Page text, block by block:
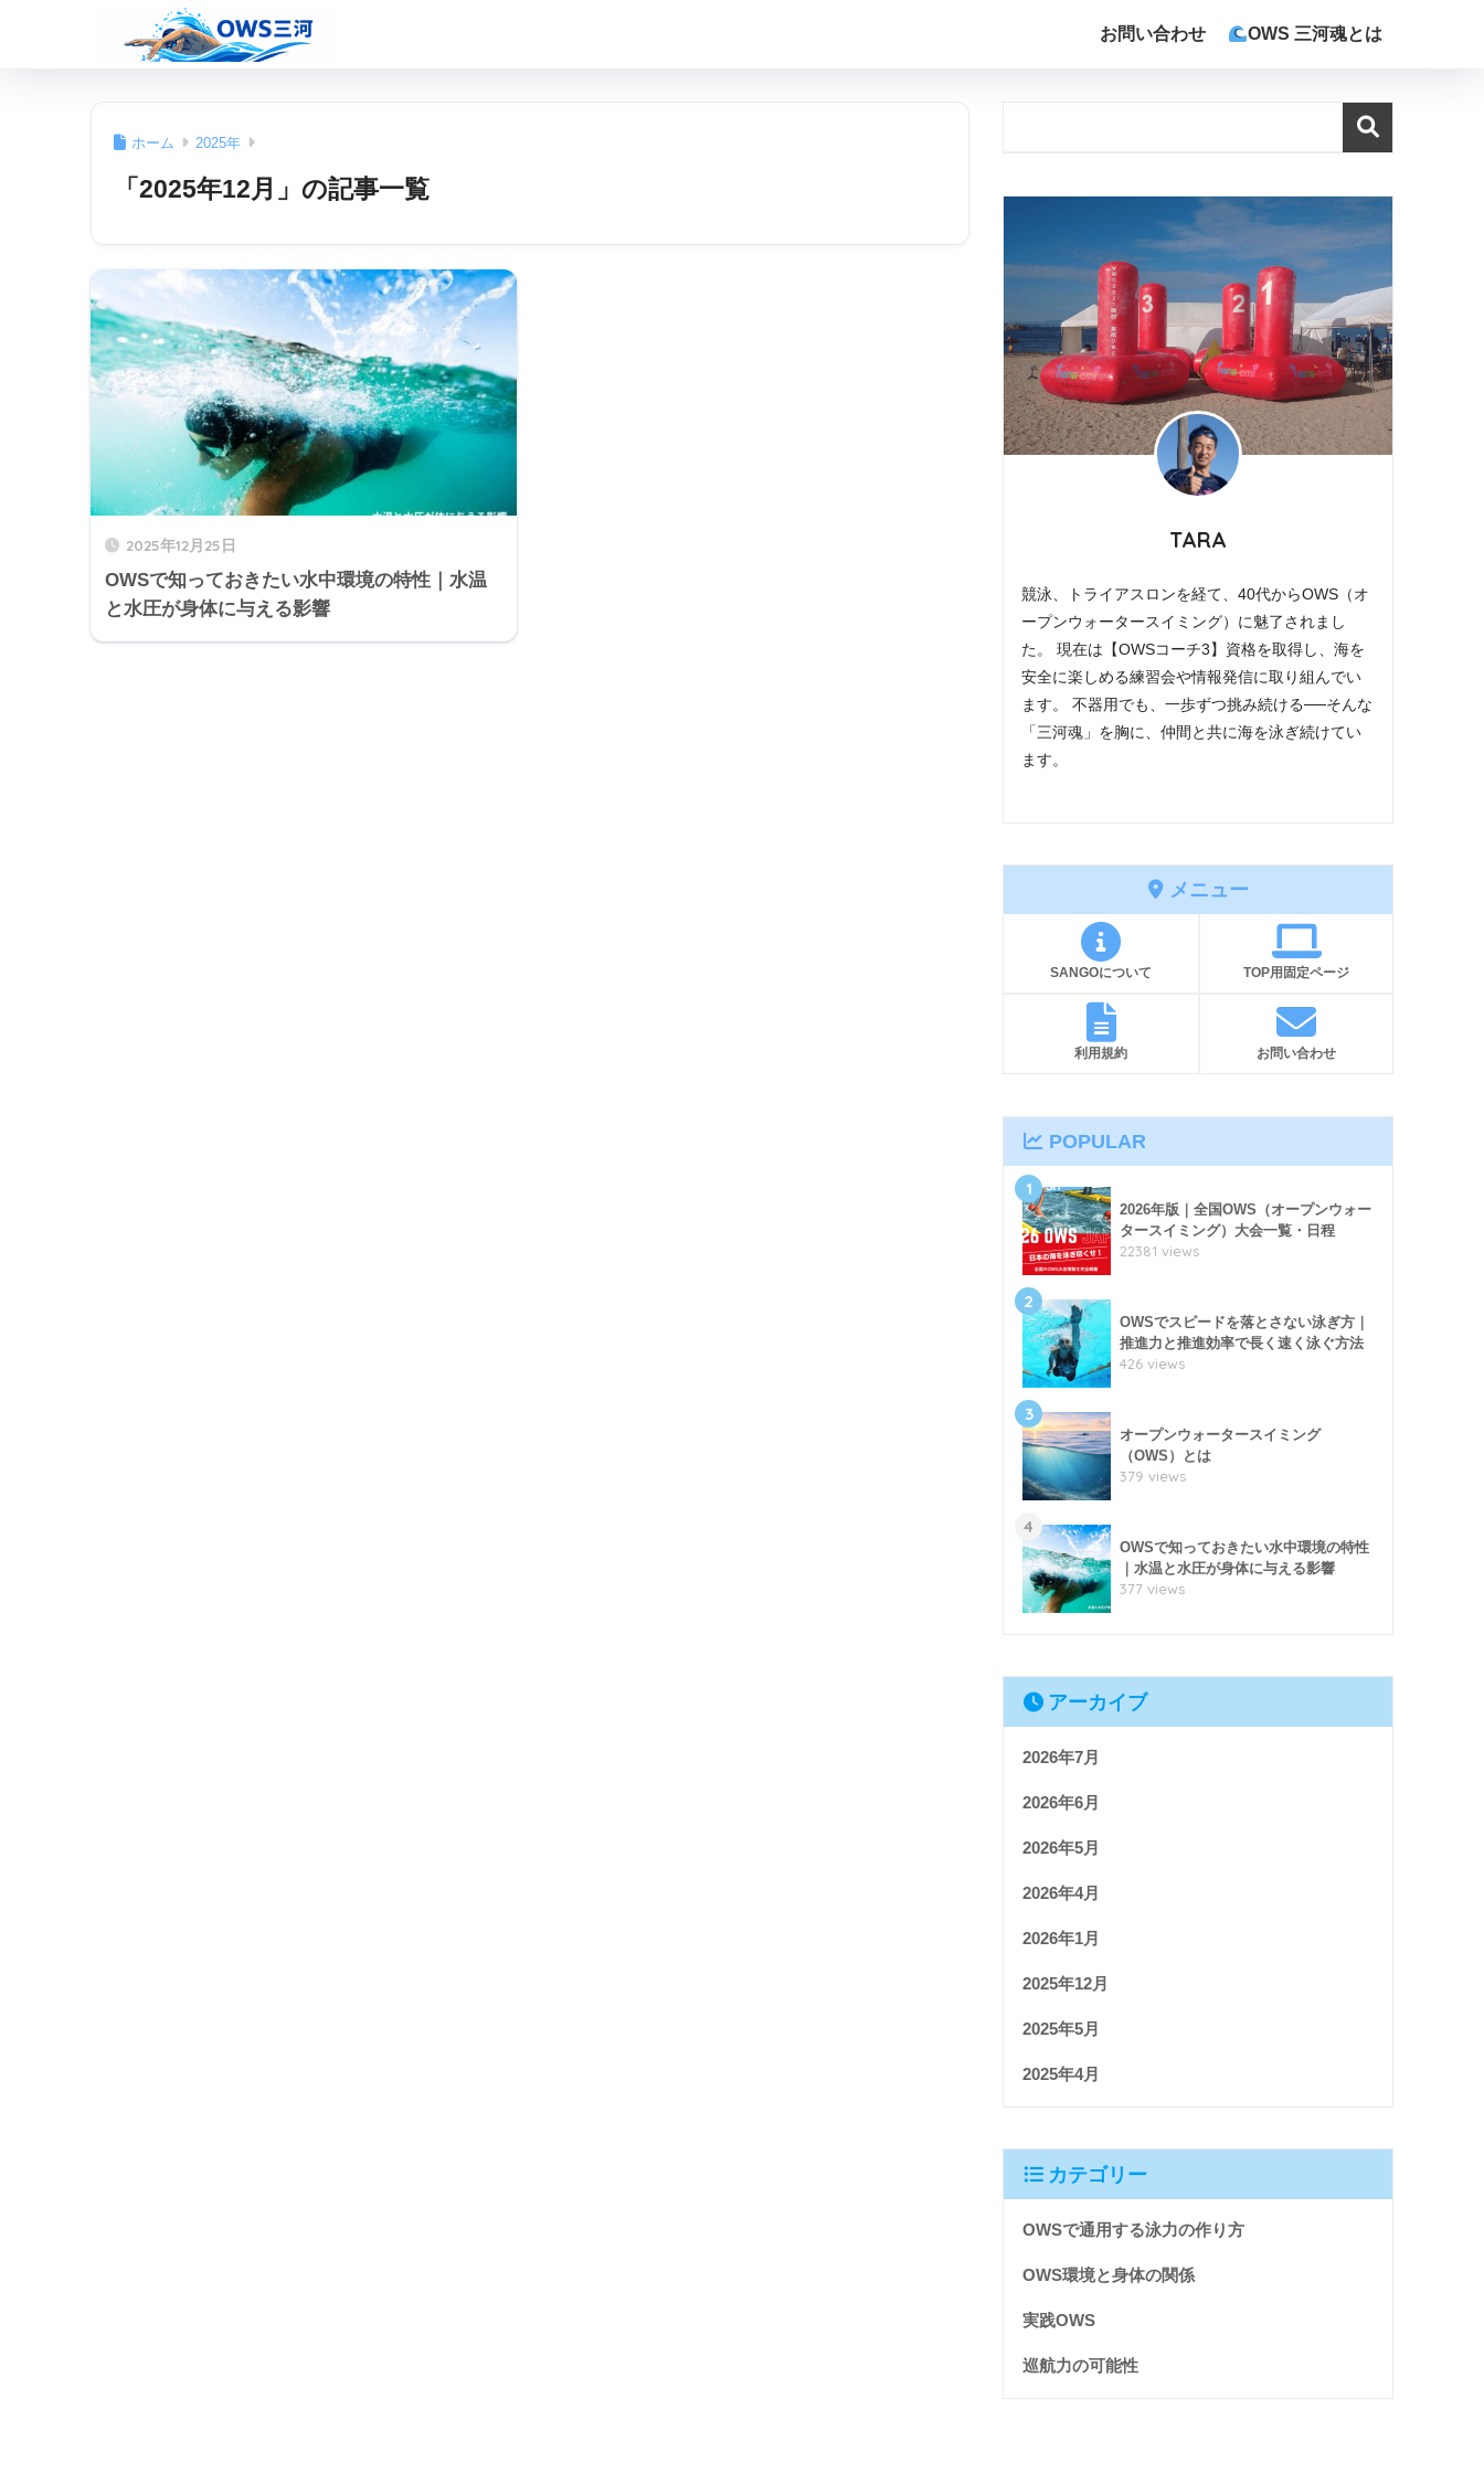
お問い合わせ OWS 三河魂とは
ホーム 2025年
「2025年12月」の記事一覧
2025年12月25日
OWSで知っておきたい水中環境の特性｜水温
と水圧が身体に与える影響
TARA
競泳、トライアスロンを経て、40代からOWS（オ
ープンウォータースイミング）に魅了されまし
た。 現在は【OWSコーチ3】資格を取得し、海を
安全に楽しめる練習会や情報発信に取り組んでい
ます。 不器用でも、一歩ずつ挑み続ける──そんな
「三河魂」を胸に、仲間と共に海を泳ぎ続けてい
ます。
メニュー
SANGOについて TOP用固定ページ
利用規約 お問い合わせ
POPULAR
1
2026年版｜全国OWS（オープンウォー
タースイミング）大会一覧・日程
22381 views
2
OWSでスピードを落とさない泳ぎ方｜
推進力と推進効率で長く速く泳ぐ方法
426 views
3
オープンウォータースイミング
（OWS）とは
379 views
4
OWSで知っておきたい水中環境の特性
｜水温と水圧が身体に与える影響
377 views
アーカイブ
2026年7月
2026年6月
2026年5月
2026年4月
2026年1月
2025年12月
2025年5月
2025年4月
カテゴリー
OWSで通用する泳力の作り方
OWS環境と身体の関係
実践OWS
巡航力の可能性